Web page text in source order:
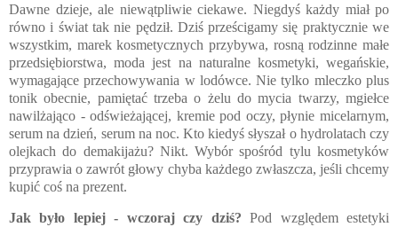
Dawne dzieje, ale niewątpliwie ciekawe. Niegdyś każdy miał po
równo i świat tak nie pędził. Dziś prześcigamy się praktycznie we
wszystkim, marek kosmetycznych przybywa, rosną rodzinne małe
przedsiębiorstwa, moda jest na naturalne kosmetyki, wegańskie,
wymagające przechowywania w lodówce. Nie tylko mleczko plus
tonik obecnie, pamiętać trzeba o żelu do mycia twarzy, mgiełce
nawilżająco - odświeżającej, kremie pod oczy, płynie micelarnym,
serum na dzień, serum na noc. Kto kiedyś słyszał o hydrolatach czy
olejkach do demakijażu? Nikt. Wybór spośród tylu kosmetyków
przyprawia o zawrót głowy chyba każdego zwłaszcza, jeśli chcemy
kupić coś na prezent.
Jak było lepiej - wczoraj czy dziś? Pod względem estetyki